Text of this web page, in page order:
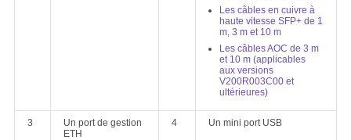
Les câbles en cuivre à
haute vitesse SFP+ de 1
m, 3 m et 10 m
Les câbles AOC de 3 m
et 10 m (applicables
aux versions
V200R003C00 et
ultérieures)
3
Un port de gestion
ETH
4 Un mini port USB